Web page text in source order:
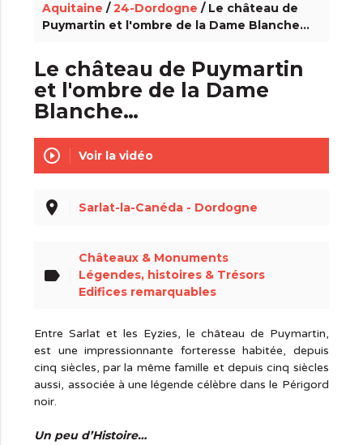
Aquitaine /24-Dordogne / Le château de
Puymartin et l'ombre de la Dame Blanche…
Le château de Puymartin
et l'ombre de la Dame
Blanche…
play_circle_outline Voir la vidéo
place Sarlat-la-Canéda - Dordogne
label
Châteaux & Monuments
Légendes, histoires & Trésors
Edifices remarquables
Entre Sarlat et les Eyzies, le château de Puymartin,
est une impressionnante forteresse habitée, depuis
cinq siècles, par la même famille et depuis cinq siècles
aussi, associée à une légende célèbre dans le Périgord
noir.
Un peu d’Histoire…